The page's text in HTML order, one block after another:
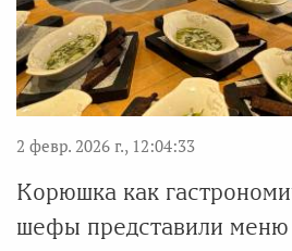
2 февр. 2026 г., 12:04:33
Корюшка как
шефы представили меню